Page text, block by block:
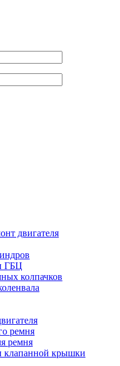
двигателя
ГБЦ
колпачков
ремня
ремня
клапанной крышки